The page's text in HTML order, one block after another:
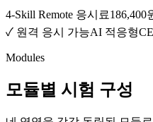
4-Skill Remote 응시료186,400
✓ 원격 응시 가능AI 적응형
Modules
모듈별 시험 구성